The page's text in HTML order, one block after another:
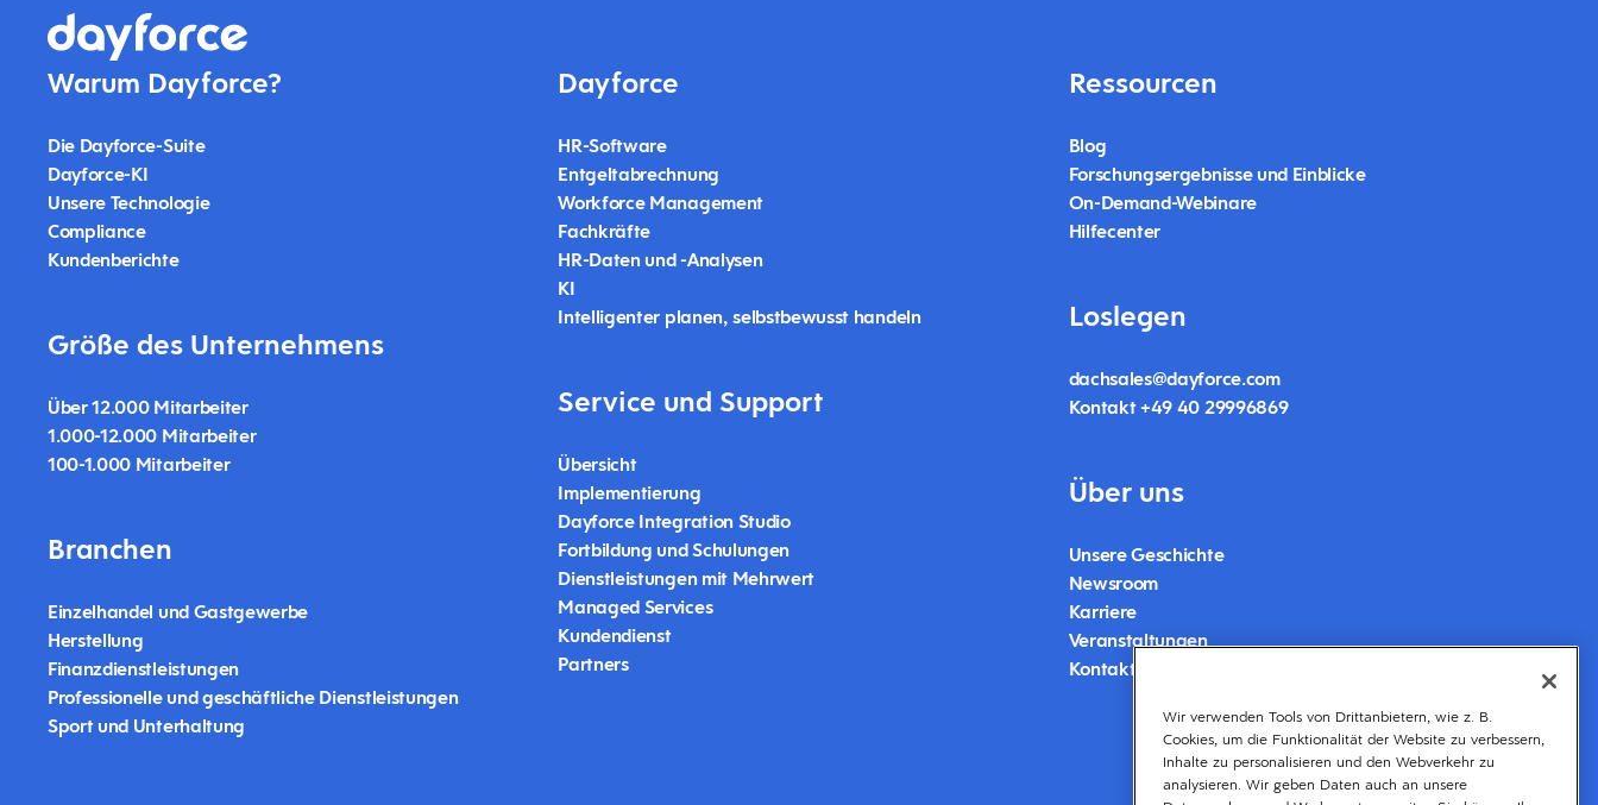
Warum Dayforce?
Die Dayforce-Suite
Dayforce-KI
Unsere Technologie
Compliance
Kundenberichte
Größe des Unternehmens
Über 12.000 Mitarbeiter
1.000-12.000 Mitarbeiter
100-1.000 Mitarbeiter
Branchen
Einzelhandel und Gastgewerbe
Herstellung
Finanzdienstleistungen
Professionelle und geschäftliche Dienstleistungen
Sport und Unterhaltung
Dayforce
HR-Software
Entgeltabrechnung
Workforce Management
Fachkräfte
HR-Daten und -Analysen
KI
Intelligenter planen, selbstbewusst handeln
Service und Support
Übersicht
Implementierung
Dayforce Integration Studio
Fortbildung und Schulungen
Dienstleistungen mit Mehrwert
Managed Services
Kundendienst
Partners
Ressourcen
Blog
Forschungsergebnisse und Einblicke
On-Demand-Webinare
Hilfecenter
Loslegen
dachsales@dayforce.com
Kontakt +49 40 29996869
Über uns
Unsere Geschichte
Newsroom
Karriere
Veranstaltungen
Kontakt
Wir verwenden Tools von Drittanbietern, wie z. B.
Cookies, um die Funktionalität der Website zu verbessern,
Inhalte zu personalisieren und den Webverkehr zu
analysieren. Wir geben Daten auch an unsere